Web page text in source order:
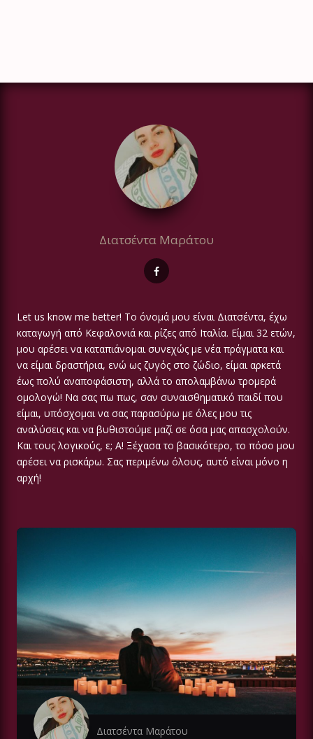
Διατσέντα Μαράτου
Let us know me better! Το όνομά μου είναι Διατσέντα, έχω
καταγωγή από Κεφαλονιά και ρίζες από Ιταλία. Είμαι 32 ετών,
μου αρέσει να καταπιάνομαι συνεχώς με νέα πράγματα και
να είμαι δραστήρια, ενώ ως ζυγός στο ζώδιο, είμαι αρκετά
έως πολύ αναποφάσιστη, αλλά το απολαμβάνω τρομερά
ομολογώ! Να σας πω πως, σαν συναισθηματικό παιδί που
είμαι, υπόσχομαι να σας παρασύρω με όλες μου τις
αναλύσεις και να βυθιστούμε μαζί σε όσα μας απασχολούν.
Και τους λογικούς, ε; Α! Ξέχασα το βασικότερο, το πόσο μου
αρέσει να ρισκάρω. Σας περιμένω όλους, αυτό είναι μόνο η
αρχή!
Διατσέντα Μαράτου